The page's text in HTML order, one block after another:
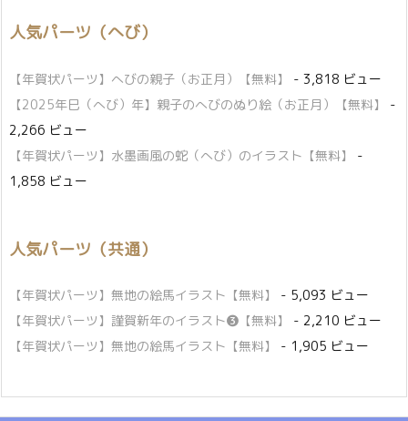
人気パーツ（へび）
【年賀状パーツ】へびの親子（お正月）【無料】
- 3,818 ビュー
【2025年巳（へび）年】親子のへびのぬり絵（お正月）【無料】
-
2,266 ビュー
【年賀状パーツ】水墨画風の蛇（へび）のイラスト【無料】
-
1,858 ビュー
人気パーツ（共通）
【年賀状パーツ】無地の絵馬イラスト【無料】
- 5,093 ビュー
【年賀状パーツ】謹賀新年のイラスト❸【無料】
- 2,210 ビュー
【年賀状パーツ】無地の絵馬イラスト【無料】
- 1,905 ビュー